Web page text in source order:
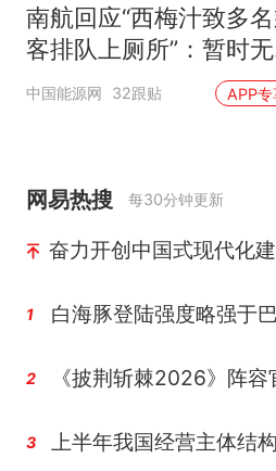
南航回应“西梅汁致多
客排队上厕所”：暂时无
核查是否发放西梅汁
中国能源网 32跟贴 APP专
网易热搜 每30分钟更新
奋力开创中国式现代化
1 白海豚登陆强度略强于
2 《披荆斩棘2026》阵容
3